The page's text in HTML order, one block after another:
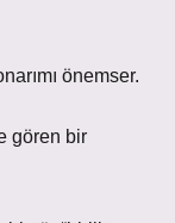
önemser.
gören bir